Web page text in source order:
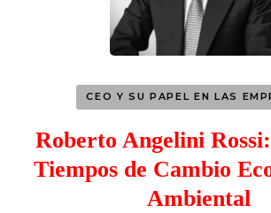
CEO Y SU PAPEL EN LAS
Roberto Angelini
Tiempos de Cambio
Ambiental